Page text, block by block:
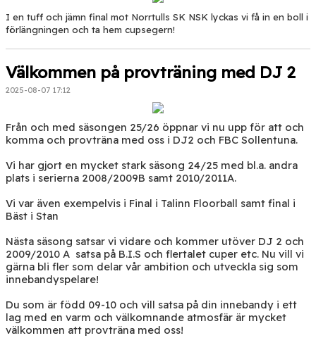
I en tuff och jämn final mot Norrtulls SK NSK lyckas vi få in en boll i
förlängningen och ta hem cupsegern!
Välkommen på provträning med DJ 2
2025-08-07 17:12
Från och med säsongen 25/26 öppnar vi nu upp för att och
komma och provträna med oss i DJ2 och FBC Sollentuna.
Vi har gjort en mycket stark säsong 24/25 med bl.a. andra
plats i serierna 2008/2009B samt 2010/2011A.
Vi var även exempelvis i Final i Talinn Floorball samt final i
Bäst i Stan
Nästa säsong satsar vi vidare och kommer utöver DJ 2 och
2009/2010 A satsa på B.I.S och flertalet cuper etc. Nu vill vi
gärna bli fler som delar vår ambition och utveckla sig som
innebandyspelare!
Du som är född 09-10 och vill satsa på din innebandy i ett
lag med en varm och välkomnande atmosfär är mycket
välkommen att provträna med oss!